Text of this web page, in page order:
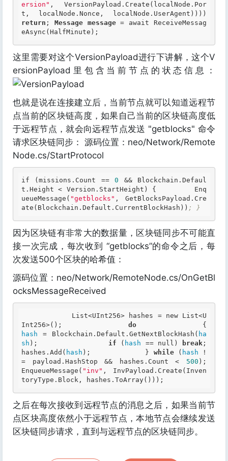
ersion" , VersionPayload.Create(localNode.Por
return ; Message message = await ReceiveMessag
eAsync(HalfMinute);
这里需要对这个VersionPayload进行下讲解，这个V
ersionPayload里包含当前节点的状态信息：
也就是说在连接建立后，当前节点就可以知道远程节
点当前的区块链高度，如果自己当前的区块链高度低
于远程节点，就会向远程节点发送 "getblocks" 命令
请求区块链同步： 源码位置：neo/Network/Remote
Node.cs/StartProtocol
if (missions .Count == 0 && Blockchain .Defaul
t .Height < Version .StartHeight ) {         Enq
ueueMessage( "getblocks" , GetBlocksPayload .Cre
ate (Blockchain .Default .CurrentBlockHash )) ; }
因为区块链有非常大的数据量，区块链同步不可能直
接一次完成，每次收到 “getblocks”的命令之后，每
次发送500个区块的哈希值：
源码位置：neo/Network/RemoteNode.cs/OnGetBl
ocksMessageReceived
Int256>(); do
hash = Blockchain.Default.GetNextBlockHash( ha
sh ); if ( hash == null) break ;
hashes.Add( hash );             } while ( hash !
= payload.HashStop && hashes.Count < 500 );
EnqueueMessage( "inv" , InvPayload.Create(Inven
toryType.Block, hashes.ToArray()));
之后在每次接收到远程节点的消息之后，如果当前节
点区块高度依然小于远程节点，本地节点会继续发送
区块链同步请求，直到与远程节点的区块链同步。